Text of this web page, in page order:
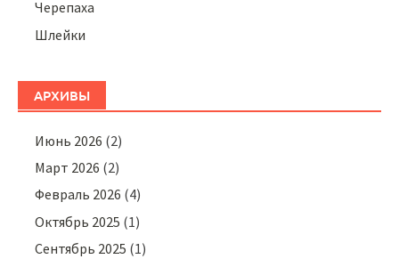
Черепаха
Шлейки
АРХИВЫ
Июнь 2026 (2)
Март 2026 (2)
Февраль 2026 (4)
Октябрь 2025 (1)
Сентябрь 2025 (1)